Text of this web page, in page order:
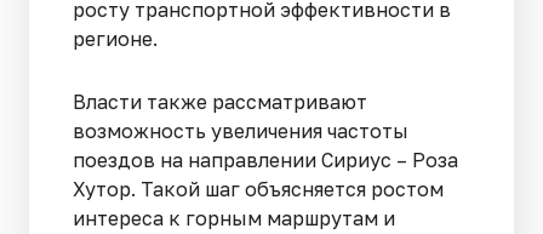
росту транспортной эффективности в
регионе.
Власти также рассматривают
возможность увеличения частоты
поездов на направлении Сириус – Роза
Хутор. Такой шаг объясняется ростом
интереса к горным маршрутам и